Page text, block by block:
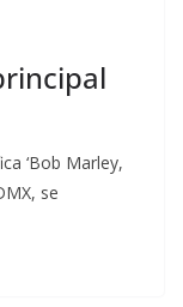
‘Bob Marley,
se